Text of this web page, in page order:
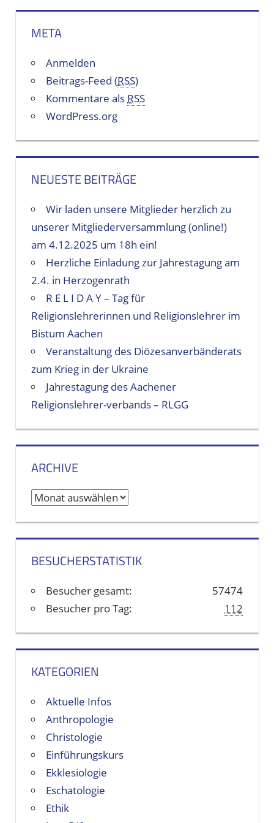
META
Anmelden
Beitrags-Feed (RSS)
Kommentare als RSS
WordPress.org
NEUESTE BEITRÄGE
Wir laden unsere Mitglieder herzlich zu
unserer Mitgliederversammlung (online!)
am 4.12.2025 um 18h ein!
Herzliche Einladung zur Jahrestagung am
2.4. in Herzogenrath
R E L I D A Y – Tag für
Religionslehrerinnen und Religionslehrer im
Bistum Aachen
Veranstaltung des Diözesanverbänderats
zum Krieg in der Ukraine
Jahrestagung des Aachener
Religionslehrer-verbands – RLGG
ARCHIVE
A
i
v
e
BESUCHERSTATISTIK
57474
Besucher gesamt:
112
Besucher pro Tag:
KATEGORIEN
Aktuelle Infos
Anthropologie
Christologie
Einführungskurs
Ekklesiologie
Eschatologie
Ethik